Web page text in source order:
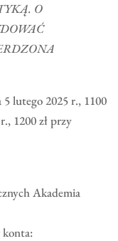
O
5 lutego 2025 r., 1100
1200 zł przy
Akademia
konta: